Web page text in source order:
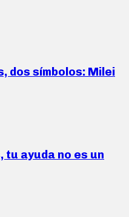
dos símbolos: Milei
tu ayuda no es un